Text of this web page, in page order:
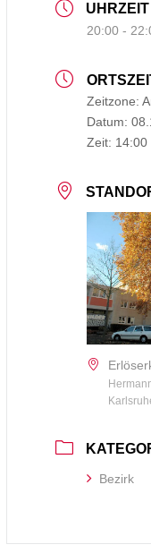
UHRZEIT
20:00 -
Zeitzone:
Datum:
Zeit: 14:00
Bezirk